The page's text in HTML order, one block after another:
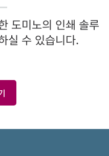
도미노의 인쇄 솔루
실 수 있습니다.